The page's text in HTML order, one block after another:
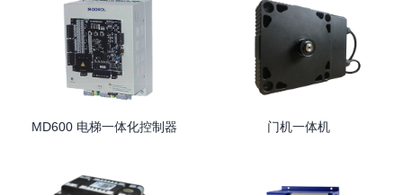
MD600 电梯一体化控制器 门机一体机